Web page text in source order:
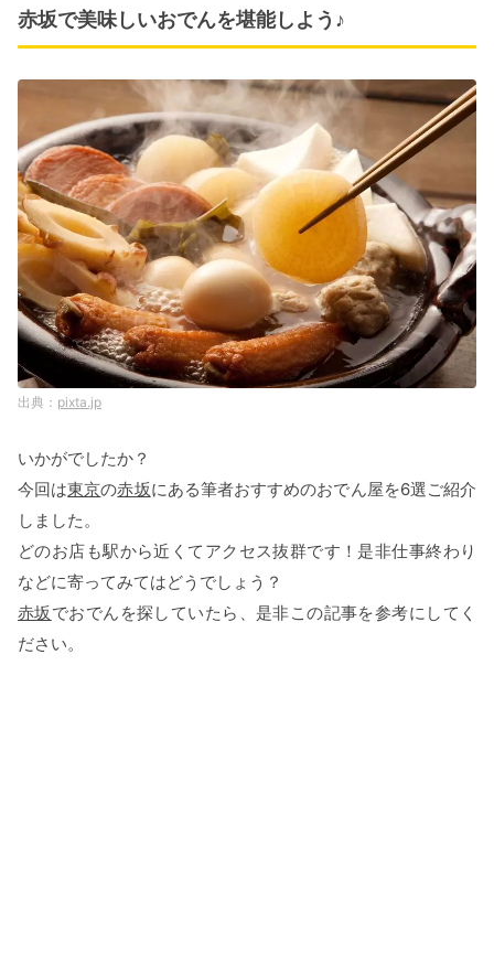
赤坂で美味しいおでんを堪能しよう♪
pixta.jp
いかがでしたか？
今回は東京の赤坂にある筆者おすすめのおでん屋を6選ご紹介
しました。
どのお店も駅から近くてアクセス抜群です！是非仕事終わり
などに寄ってみてはどうでしょう？
赤坂でおでんを探していたら、是非この記事を参考にしてく
ださい。